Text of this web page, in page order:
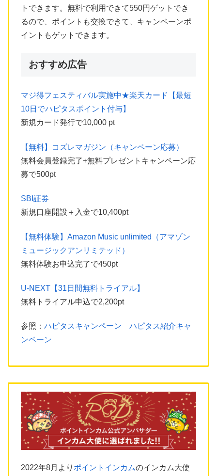
トできます。無料で利用できて550円ゲットでき
るので、ポイントも交換できて、キャンペーンポ
イントもゲットできます。
おすすめ広告
マジ得フェスティバル実施中★楽天カード【最短
10日でハピタスポイント付与】
新規カード発行で10,000 pt
【無料】コズレマガジン（キャンペーン応募）
無料会員登録完了+無料プレゼントキャンペーン応
募で500pt
SBI証券
新規口座開設＋入金で10,400pt
【無料体験】Amazon Music unlimited（アマゾン
ミュージックアンリミテッド）
無料体験お申込完了で450pt
U-NEXT【31日間無料トライアル】
無料トライアル申込で2,200pt
参照： ハピタスキャンペーン ハピタス紹介キャ
ンペーン
2022年8月より ポイントインカムのインカム大使